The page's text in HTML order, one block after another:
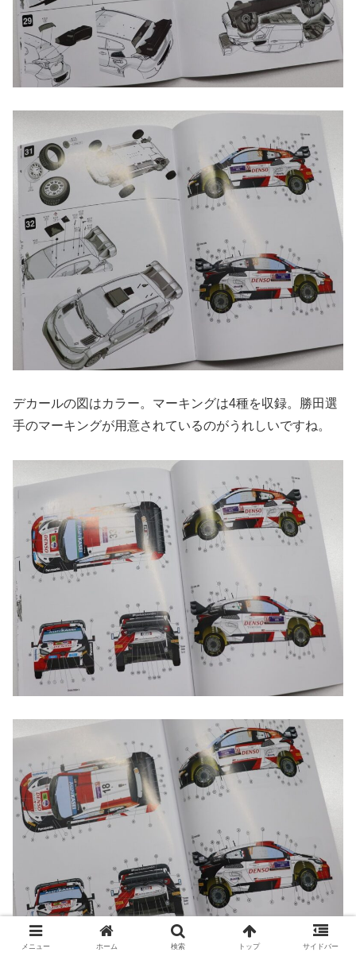
デカールの図はカラー。マーキングは4種を収録。勝田選
手のマーキングが用意されているのがうれしいですね。
メニュー ホーム 検索 トップ サイドバー